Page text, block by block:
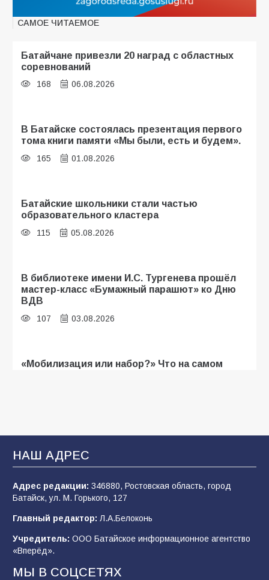
САМОЕ ЧИТАЕМОЕ
Батайчане привезли 20 наград с областных
соревнований
168 06.08.2026
В Батайске состоялась презентация первого
тома книги памяти «Мы были, есть и будем».
165 01.08.2026
Батайские школьники стали частью
образовательного кластера
115 05.08.2026
В библиотеке имени И.С. Тургенева прошёл
мастер-класс «Бумажный парашют» ко Дню
ВДВ
107 03.08.2026
«Мобилизация или набор?» Что на самом
В Батайске продолжаются дорожные работы
103 04.08.2026
после выборов: в Госдуме дали ответ
103 06.08.2026
НАШ АДРЕС
Адрес редакции: 346880, Ростовская область, город
Батайск, ул. М. Горького, 127
Главный редактор: Л.А.Белоконь
Учредитель: ООО Батайское информационное агентство
«Вперёд».
МЫ В СОЦСЕТЯХ